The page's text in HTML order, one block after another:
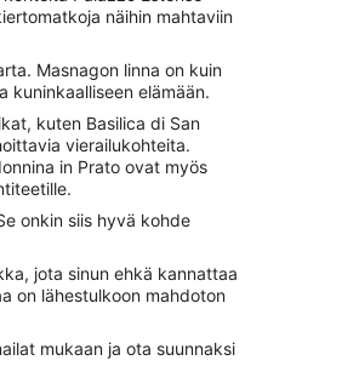
näihin mahtaviin
Masnagon linna on kuin
kuninkaalliseen elämään.
kuten Basilica di San
vierailukohteita.
in Prato ovat myös
onkin siis hyvä kohde
jota sinun ehkä kannattaa
on lähestulkoon mahdoton
mukaan ja ota suunnaksi